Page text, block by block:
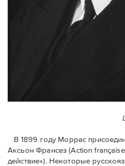
В 1899 году Моррас
Аксьон Франсез (Action
действие»). Некоторые